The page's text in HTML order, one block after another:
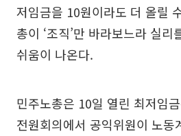
저임금을 10원이라도 더 올릴
총이 ‘조직’만 바라보느라 실
쉬움이 나온다.
민주노총은 10일 열린 최저임
전원회의에서 공익위원이 노동